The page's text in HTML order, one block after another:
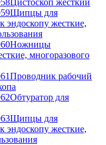
Цистоскоп жесткий
Щипцы для
эндоскопу жесткие,
Ножницы
многоразового
Проводник рабочий
Обтуратор для
Щипцы для
эндоскопу жесткие,